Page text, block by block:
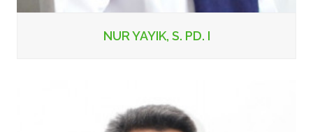
NUR YAYIK, S. PD. I